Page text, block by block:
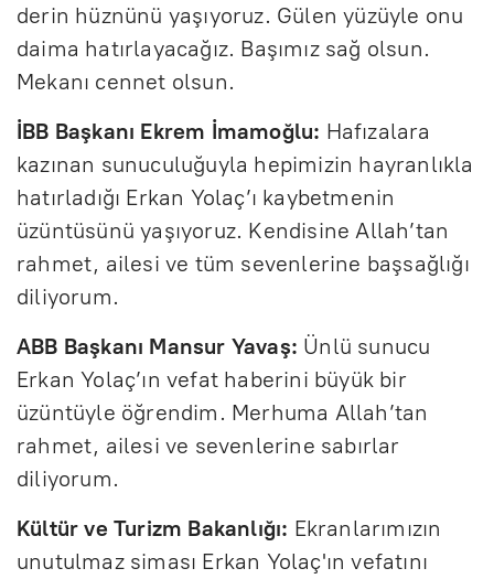
derin hüznünü yaşıyoruz. Gülen yüzüyle onu
daima hatırlayacağız. Başımız sağ olsun.
Mekanı cennet olsun.
İBB Başkanı Ekrem İmamoğlu: Hafızalara
kazınan sunuculuğuyla hepimizin hayranlıkla
hatırladığı Erkan Yolaç’ı kaybetmenin
üzüntüsünü yaşıyoruz. Kendisine Allah’tan
rahmet, ailesi ve tüm sevenlerine başsağlığı
diliyorum.
ABB Başkanı Mansur Yavaş: Ünlü sunucu
Erkan Yolaç’ın vefat haberini büyük bir
üzüntüyle öğrendim. Merhuma Allah’tan
rahmet, ailesi ve sevenlerine sabırlar
diliyorum.
Kültür ve Turizm Bakanlığı: Ekranlarımızın
unutulmaz siması Erkan Yolaç'ın vefatını